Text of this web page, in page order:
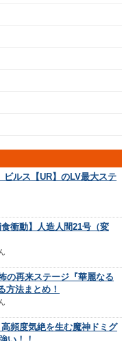
ビルス【UR】のLV最大ステ
衝動】人造人間21号（変
の再来ステージ『華麗なる
方法まとめ！
頻度気絶を生む魔神ドミグ